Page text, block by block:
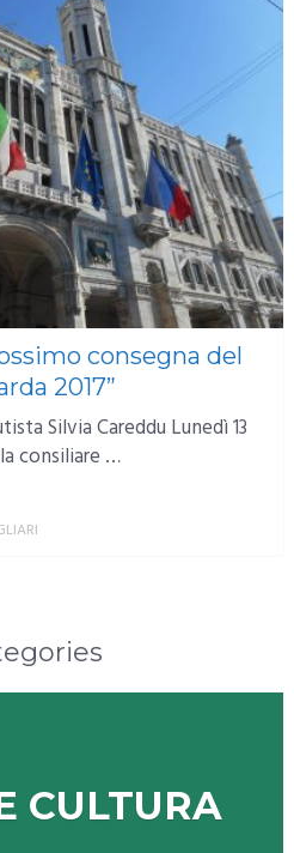
consegna del
2017”
Silvia Careddu Lunedì 13
consiliare …
CULTURA